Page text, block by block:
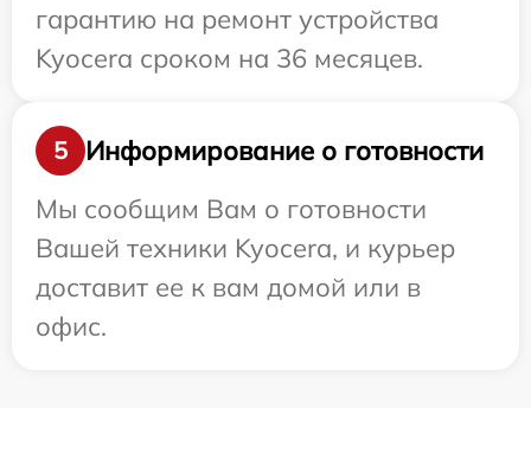
гарантию на ремонт устройства
Kyocera сроком на 36 месяцев.
5
Информирование о готовности
Мы сообщим Вам о готовности
Вашей техники Kyocera, и курьер
доставит ее к вам домой или в
офис.